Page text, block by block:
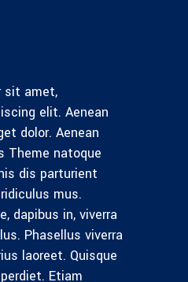
sit amet,
elit. Aenean
dolor. Aenean
Theme natoque
dis parturient
mus.
dapibus in, viverra
Phasellus viverra
laoreet. Quisque
Etiam